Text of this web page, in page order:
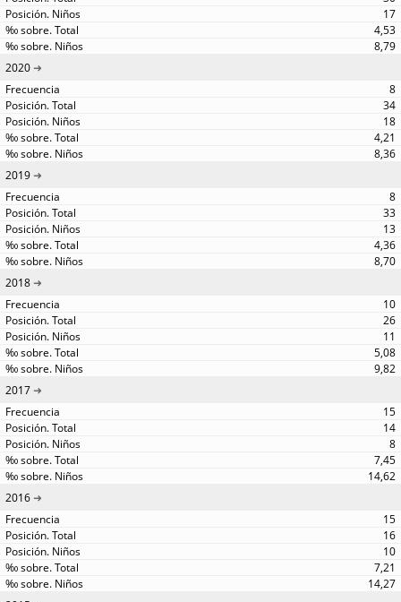
17
4,53
8,79
2020
8
34
18
4,21
8,36
2019
8
33
13
4,36
8,70
2018
10
26
11
5,08
9,82
2017
15
14
8
7,45
14,62
2016
15
16
10
7,21
14,27